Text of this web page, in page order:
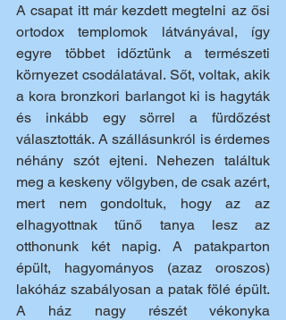
A csapat itt már kezdett megtelni az ősi
ortodox templomok látványával, így
egyre többet időztünk a természeti
környezet csodálatával. Sőt, voltak, akik
a kora bronzkori barlangot ki is hagyták
és inkább egy sörrel a fürdőzést
választották. A szállásunkról is érdemes
néhány szót ejteni. Nehezen találtuk
meg a keskeny völgyben, de csak azért,
mert nem gondoltuk, hogy az az
elhagyottnak tűnő tanya lesz az
otthonunk két napig. A patakparton
épült, hagyományos (azaz oroszos)
lakóház szabályosan a patak fölé épült.
A ház nagy részét vékonyka